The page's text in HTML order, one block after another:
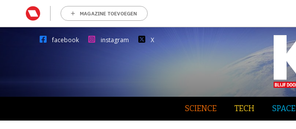
MAGAZINE TOEVOEGEN
facebook instagram X
SCIENCE TECH SPACE